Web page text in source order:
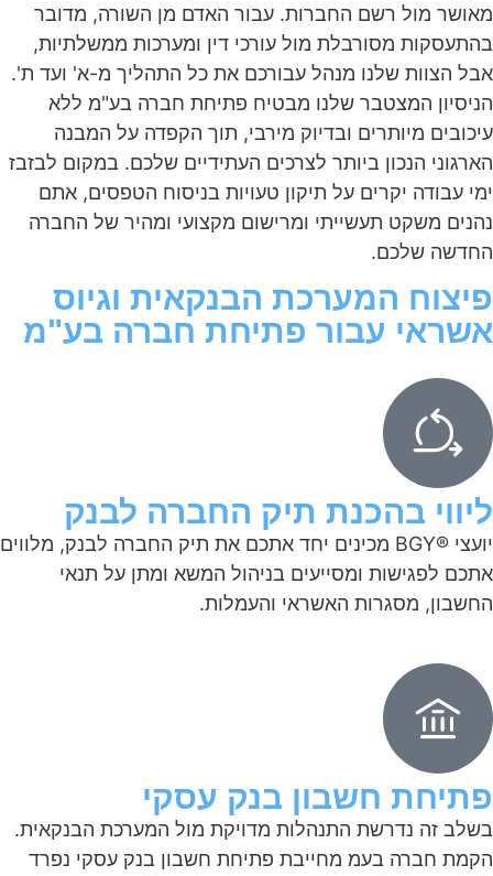
מאושר מול רשם החברות. עבור האדם מן השורה, מדובר
בהתעסקות מסורבלת מול עורכי דין ומערכות ממשלתיות,
אבל הצוות שלנו מנהל עבורכם את כל התהליך מ-א' ועד ת'.
הניסיון המצטבר שלנו מבטיח פתיחת חברה בע"מ ללא
עיכובים מיותרים ובדיוק מירבי, תוך הקפדה על המבנה
הארגוני הנכון ביותר לצרכים העתידיים שלכם. במקום לבזבז
ימי עבודה יקרים על תיקון טעויות בניסוח הטפסים, אתם
נהנים משקט תעשייתי ומרישום מקצועי ומהיר של החברה
החדשה שלכם.
פיצוח המערכת הבנקאית וגיוס
אשראי עבור פתיחת חברה בע"מ
ליווי בהכנת תיק החברה לבנק
יועצי ®BGY מכינים יחד אתכם את תיק החברה לבנק, מלווים
אתכם לפגישות ומסייעים בניהול המשא ומתן על תנאי
החשבון, מסגרות האשראי והעמלות.
פתיחת חשבון בנק עסקי
בשלב זה נדרשת התנהלות מדויקת מול המערכת הבנקאית.
הקמת חברה בעמ מחייבת פתיחת חשבון בנק עסקי נפרד